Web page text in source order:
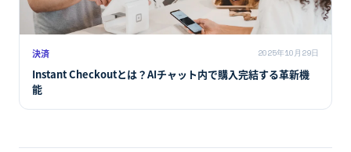
決済 2025年10月29日
Instant Checkoutとは？AIチャット内で購入完結する革新機
能